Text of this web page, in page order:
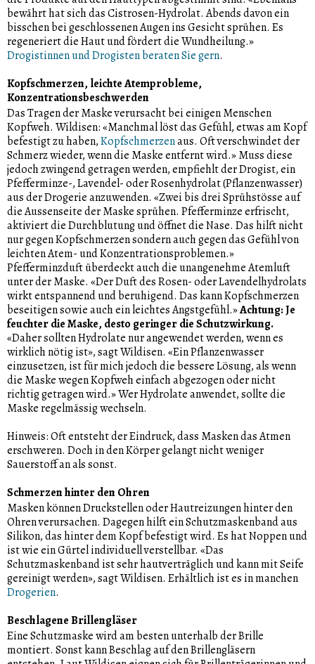
bewährt hat sich das Cistrosen-Hydrolat. Abends davon ein
bisschen bei geschlossenen Augen ins Gesicht sprühen. Es
regeneriert die Haut und fördert die Wundheilung.»
Drogistinnen und Drogisten beraten Sie gern.
Kopfschmerzen, leichte Atemprobleme,
Konzentrationsbeschwerden
Das Tragen der Maske verursacht bei einigen Menschen
Kopfweh. Wildisen: «Manchmal löst das Gefühl, etwas am Kopf
befestigt zu haben,Kopfschmerzenaus. Oft verschwindet der
Schmerz wieder, wenn die Maske entfernt wird.» Muss diese
jedoch zwingend getragen werden, empfiehlt der Drogist, ein
Pfefferminze-, Lavendel- oder Rosenhydrolat (Pflanzenwasser)
aus der Drogerie anzuwenden. «Zwei bis drei Sprühstösse auf
die Aussenseite der Maske sprühen. Pfefferminze erfrischt,
aktiviert die Durchblutung und öffnet die Nase. Das hilft nicht
nur gegen Kopfschmerzen sondern auch gegen das Gefühl von
leichten Atem- und Konzentrationsproblemen.»
Pfefferminzduft überdeckt auch die unangenehme Atemluft
unter der Maske. «Der Duft des Rosen- oder Lavendelhydrolats
wirkt entspannend und beruhigend. Das kann Kopfschmerzen
beseitigen sowie auch ein leichtes Angstgefühl.»Achtung: Je
feuchter die Maske, desto geringer die Schutzwirkung.
«Daher sollten Hydrolate nur angewendet werden, wenn es
wirklich nötig ist», sagt Wildisen. «Ein Pflanzenwasser
einzusetzen, ist für mich jedoch die bessere Lösung, als wenn
die Maske wegen Kopfweh einfach abgezogen oder nicht
richtig getragen wird.» Wer Hydrolate anwendet, sollte die
Maske regelmässig wechseln.
Hinweis: Oft entsteht der Eindruck, dass Masken das Atmen
erschweren. Doch in den Körper gelangt nicht weniger
Sauerstoff an als sonst.
Schmerzen hinter den Ohren
Masken können Druckstellen oder Hautreizungen hinter den
Ohren verursachen. Dagegen hilft ein Schutzmaskenband aus
Silikon, das hinter dem Kopf befestigt wird. Es hat Noppen und
ist wie ein Gürtel individuell verstellbar. «Das
Schutzmaskenband ist sehr hautverträglich und kann mit Seife
gereinigt werden», sagt Wildisen. Erhältlich ist es in manchen
Drogerien.
Beschlagene Brillengläser
Eine Schutzmaske wird am besten unterhalb der Brille
montiert. Sonst kann Beschlag auf den Brillengläsern